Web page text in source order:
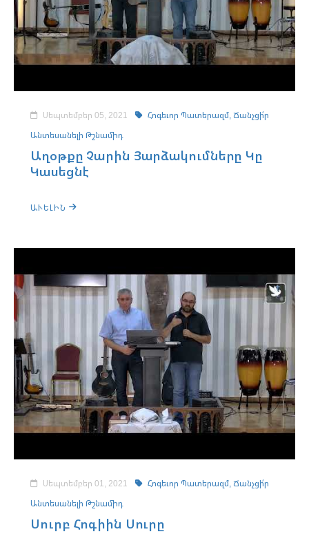
Սեպտեմբեր 05, 2021 Հոգեւոր Պատերազմ, Ճանչցի՛ր
Անտեսանելի Թշնամիդ
Աղօթքը Չարին Յարձակումները Կը
Կասեցնէ
ԱՒԵԼԻՆ
Սեպտեմբեր 01, 2021 Հոգեւոր Պատերազմ, Ճանչցի՛ր
Անտեսանելի Թշնամիդ
Սուրբ Հոգիին Սուրը